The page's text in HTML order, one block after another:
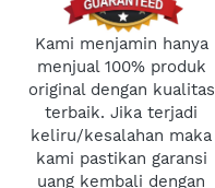
Kami menjamin hanya
menjual 100% produk
original dengan kualitas
terbaik. Jika terjadi
keliru/kesalahan maka
kami pastikan garansi